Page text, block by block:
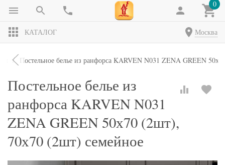
0
КАТАЛОГ Москва
Постельное белье из ранфорса KARVEN N031 ZENA GREEN
Постельное белье из
ранфорса KARVEN N031
ZENA GREEN 50х70 (2шт),
70х70 (2шт) семейное